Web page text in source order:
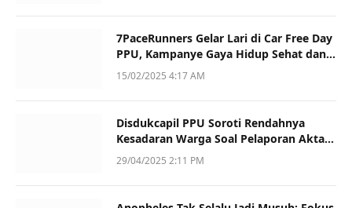
7PaceRunners Gelar Lari di Car Free Day
PPU, Kampanye Gaya Hidup Sehat dan
Dukung UMKM
15/02/2025 4:17 AM
Disdukcapil PPU Soroti Rendahnya
Kesadaran Warga Soal Pelaporan Akta
Kematian
29/04/2025 2:11 PM